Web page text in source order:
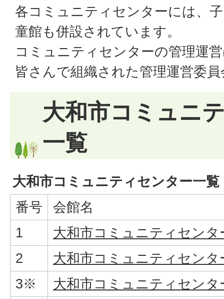
各コミュニティセンターには、
童館も併設されています。
コミュニティセンターの管理運
皆さんで組織された管理運営委
大和市コミュニ
一覧
大和市コミュニティセンター一覧
番号
会館名
1
大和市コミュニティセンタ
2
大和市コミュニティセンタ
3※
大和市コミュニティセンタ